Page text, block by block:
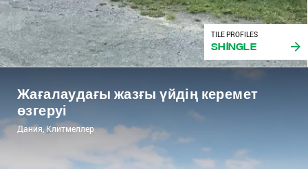
TILE PROFILES
Shingle
Жағалаудағы жазғы үйдің керемет
өзгеруі
Дания, Клитмеллер